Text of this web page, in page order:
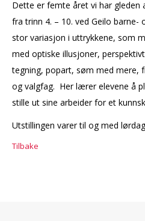
Dette er femte året vi har gleden
fra trinn 4. – 10. ved Geilo
stor variasjon i uttrykkene, som
med optiske illusjoner,
tegning, popart, søm med mere,
og valgfag. Her lærer elevene å
stille ut sine arbeider for et
Utstillingen varer til og med
Tilbake